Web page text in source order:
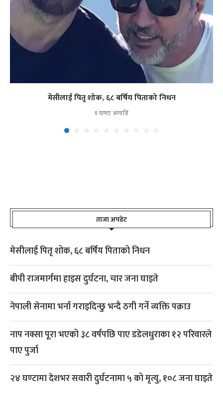
मेसीलाई पितृ शोक, ६८ बर्षिय पिताको निधन
१ घण्टा अगाडि
ताजा अपडेट
मेसीलाई पितृ शोक, ६८ बर्षिय पिताको निधन
बीपी राजमार्गमा हाइस दुर्घटना, चार जना घाइते
नेपाली सेनामा भर्ना गराइदिन्छु भन्दै ठगी गर्ने व्यक्ति पक्राउ
नाप नक्सा पूरा भएको ३८ वर्षपछि पाए डडेलधुराका १२ परिवारले
पाए पुर्जा
२४ घण्टामा देशभर सवारी दुर्घटनामा ५ को मृत्यु, १०८ जना घाइते